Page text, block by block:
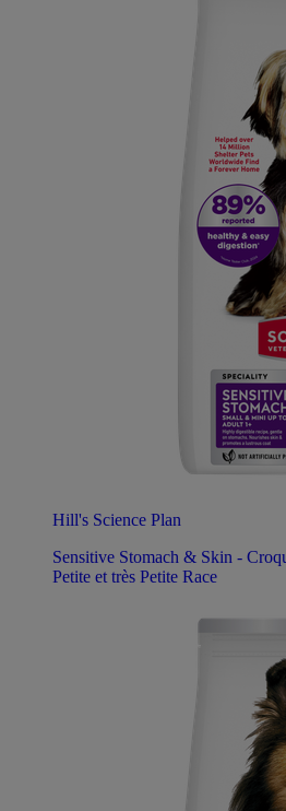
Hill's Science Plan
Sensitive Stomach & Skin -
Petite et très Petite Race